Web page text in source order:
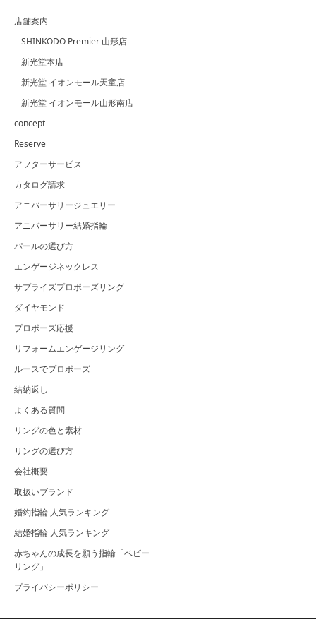
店舗案内
SHINKODO Premier 山形店
新光堂本店
新光堂 イオンモール天童店
新光堂 イオンモール山形南店
concept
Reserve
アフターサービス
カタログ請求
アニバーサリージュエリー
アニバーサリー結婚指輪
パールの選び方
エンゲージネックレス
サプライズプロポーズリング
ダイヤモンド
プロポーズ応援
リフォームエンゲージリング
ルースでプロポーズ
結納返し
よくある質問
リングの色と素材
リングの選び方
会社概要
取扱いブランド
婚約指輪 人気ランキング
結婚指輪 人気ランキング
赤ちゃんの成長を願う指輪「ベビー
リング」
プライバシーポリシー